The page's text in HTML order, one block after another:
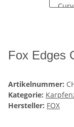
Fox Edges
Artikelnummer:
Kategorie:
Hersteller: FOX